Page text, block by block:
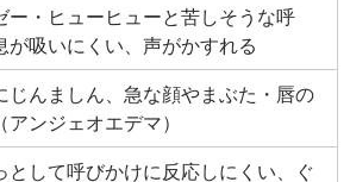
ー・ヒューヒューと苦しそうな呼
が吸いにくい、声がかすれる
じんましん、急な顔やまぶた・唇の
アンジェオエデマ）
として呼びかけに反応しにくい、ぐ